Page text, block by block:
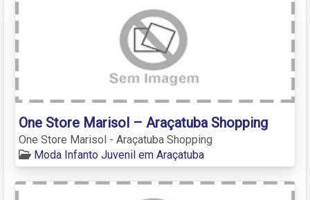
One Store Marisol – Araçatuba Shopping
One Store Marisol - Araçatuba Shopping
Moda Infanto Juvenil em Araçatuba